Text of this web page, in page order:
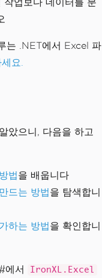
작업보다 데이터를 분
는 .NET에서 Excel 파
요.
았으니, 다음을 하고
법을 배웁니다
드는 방법을 탐색합니
하는 방법을 확인합니
에서 IronXL.Excel